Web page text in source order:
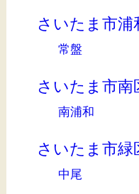
さいたま市浦
常盤
さいたま市南
南浦和
さいたま市緑
中尾